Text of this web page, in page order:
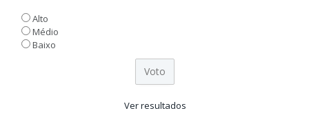
Alto
Médio
Baixo
Ver resultados